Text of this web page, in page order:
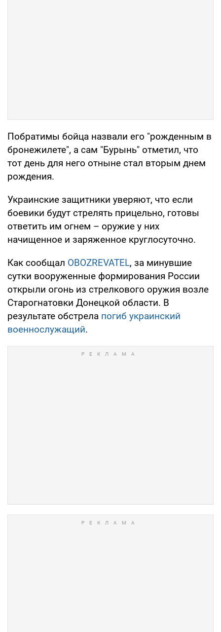
Побратимы бойца назвали его "рожденным в
бронежилете", а сам "Бурынь" отметил, что
тот день для него отныне стал вторым днем
рождения.
Украинские защитники уверяют, что если
боевики будут стрелять прицельно, готовы
ответить им огнем – оружие у них
начищенное и заряженное круглосуточно.
Как сообщал OBOZREVATEL, за минувшие
сутки вооруженные формирования России
открыли огонь из стрелкового оружия возле
Старогнатовки Донецкой области. В
результате обстрела погиб украинский
военнослужащий.